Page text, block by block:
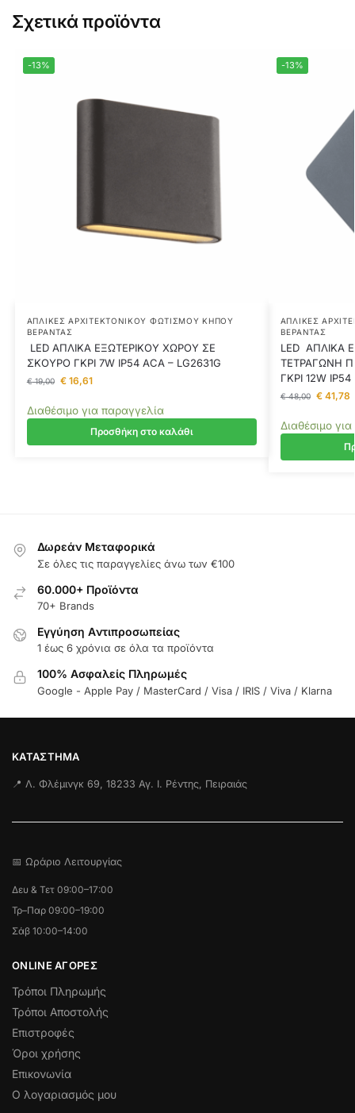
Σχετικά προϊόντα
-13%
ΑΠΛΊΚΕΣ ΑΡΧΙΤΕΚΤΟΝΙΚΟΎ ΦΩΤΙΣΜΟΎ ΚΉΠΟΥ
ΒΕΡΆΝΤΑΣ
LED ΑΠΛΙΚΑ ΕΞΩΤΕΡΙΚΟΥ ΧΩΡΟΥ ΣΕ
ΣΚΟΥΡΟ ΓΚΡΙ 7W IP54 ACA – LG2631G
€19,00 €16,61
Διαθέσιμο για παραγγελία
Προσθήκη στο καλάθι
-13%
ΑΠΛΊΚΕΣ
ΒΕΡΆΝΤΑΣ
LED ΑΠΛΙΚΑ
ΤΕΤΡΑΓΩΝΗ
ΓΚΡΙ 12W
€48,00 €41,78
Διαθέσιμο
Δωρεάν Μεταφορικά
Σε όλες τις παραγγελίες άνω των €100
60.000+ Προϊόντα
70+ Brands
Εγγύηση Aντιπροσωπείας
1 έως 6 χρόνια σε όλα τα προϊόντα
100% Ασφαλείς Πληρωμές
Google - Apple Pay / MasterCard / Visa / IRIS / Viva / Klarna
ΚΑΤΆΣΤΗΜΑ
📍 Λ. Φλέμινγκ 69, 18233 Αγ. Ι. Ρέντης, Πειραιάς
📅 Ωράριο Λειτουργίας
Δευ & Τετ 09:00–17:00
Τρ–Παρ 09:00–19:00
Σάβ 10:00–14:00
ONLINE ΑΓΟΡΕΣ
Τρόποι Πληρωμής
Τρόποι Αποστολής
Επιστροφές
Όροι χρήσης
Επικονωνία
Ο λογαριασμός μου